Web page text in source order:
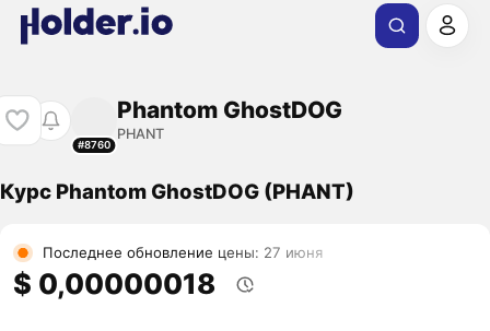
#8760
Phantom GhostDOG
PHANT
Курс Phantom GhostDOG (PHANT)
Последнее обновление цены: 27 июня
$ 0,00000018